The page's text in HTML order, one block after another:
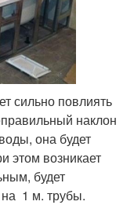
сильно повлиять
наклон
она будет
этом возникает
будет
1 м. трубы.